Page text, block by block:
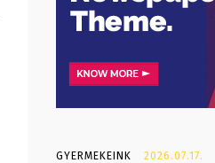
GYERMEKEINK 2026.07.17.